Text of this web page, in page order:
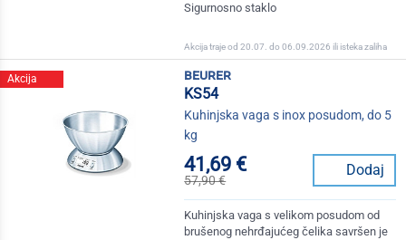
Sigurnosno staklo
Akcija traje od 20.07. do 06.09.2026 ili isteka zaliha
Akcija
beurer
KS54
Kuhinjska vaga s inox posudom, do 5
kg
41,69 €
57,90 €
Dodaj
Kuhinjska vaga s velikom posudom od
brušenog nehrđajućeg čelika savršen je